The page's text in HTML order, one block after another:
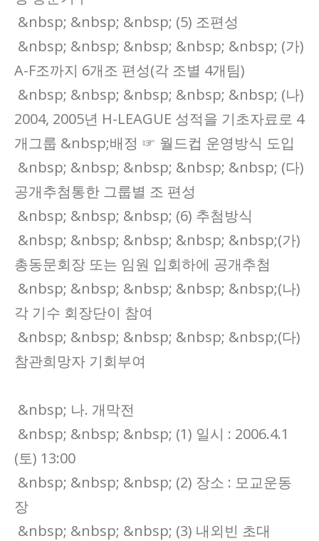
&nbsp; &nbsp; &nbsp; (5) 조편성
&nbsp; &nbsp; &nbsp; &nbsp; &nbsp; (가)
A-F조까지 6개조 편성(각 조별 4개팀)
&nbsp; &nbsp; &nbsp; &nbsp; &nbsp; (나)
2004, 2005년 H-LEAGUE 성적을 기초자료로 4
개그룹 &nbsp;배정 ☞ 월드컵 운영방식 도입
&nbsp; &nbsp; &nbsp; &nbsp; &nbsp; (다)
공개추첨통한 그룹별 조 편성
&nbsp; &nbsp; &nbsp; (6) 추첨방식
&nbsp; &nbsp; &nbsp; &nbsp; &nbsp;(가)
총동문회장 또는 임원 입회하에 공개추첨
&nbsp; &nbsp; &nbsp; &nbsp; &nbsp;(나)
각 기수 회장단이 참여
&nbsp; &nbsp; &nbsp; &nbsp; &nbsp;(다)
참관희망자 기회부여
&nbsp; 나. 개막전
&nbsp; &nbsp; &nbsp; (1) 일시 : 2006.4.1
(토) 13:00
&nbsp; &nbsp; &nbsp; (2) 장소 : 모교운동
장
&nbsp; &nbsp; &nbsp; (3) 내외빈 초대